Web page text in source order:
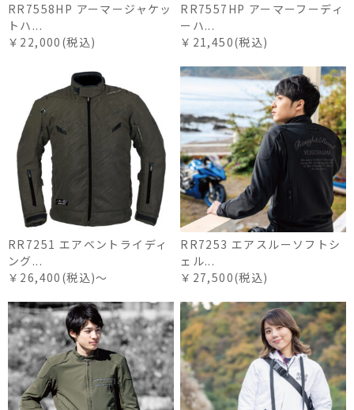
RR7558HP アーマージャケッ
トハ...
￥22,000(税込)
RR7557HP アーマーフーディ
ーハ...
￥21,450(税込)
RR7251 エアベントライディ
ング...
￥26,400(税込)～
RR7253 エアスルーソフトシ
ェル...
￥27,500(税込)